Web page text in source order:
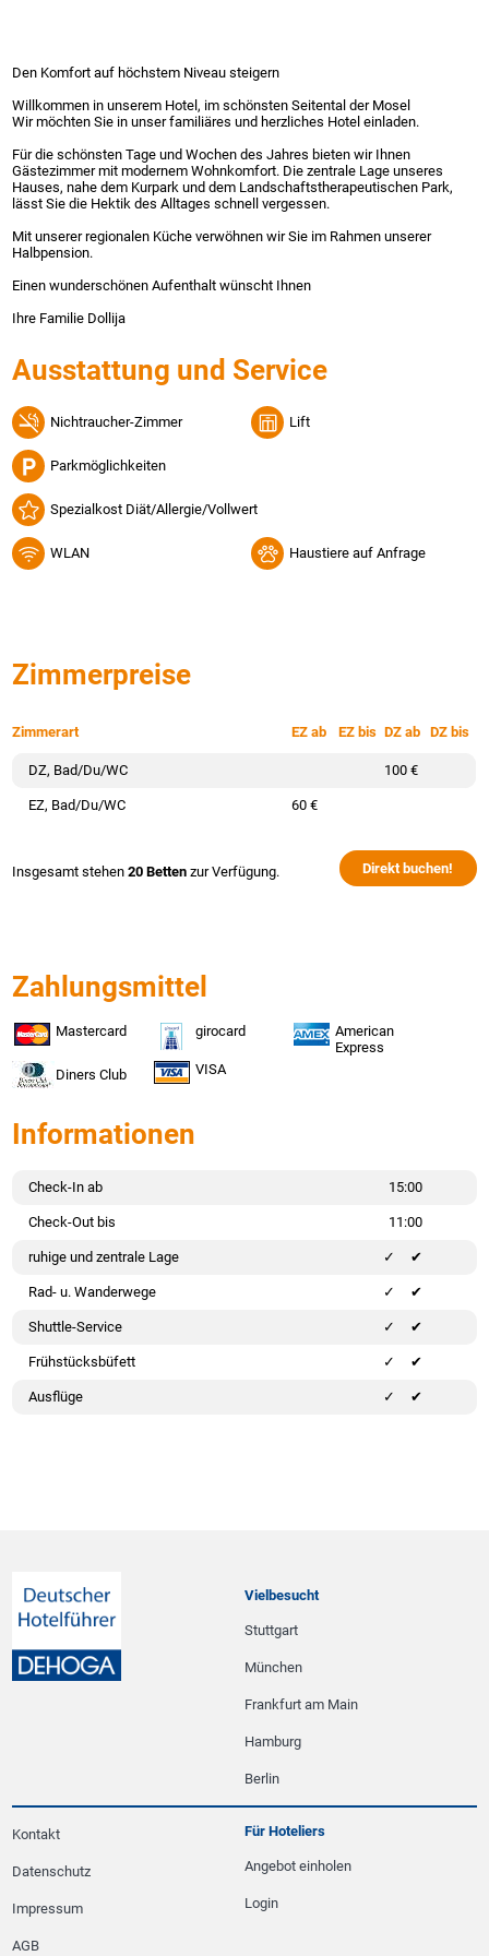
Ausstattung und Service
Nichtraucher-Zimmer Lift
Parkmöglichkeiten
Spezialkost Diät/Allergie/Vollwert
WLAN Haustiere auf Anfrage
Zimmerpreise
Zimmerart EZ ab EZ bis DZ ab DZ bis
DZ, Bad/Du/WC 100 €
EZ, Bad/Du/WC 60 €
Insgesamt stehen20 Betten zur Verfügung. Direkt buchen!
Zahlungsmittel
Mastercard girocard
American
Express
Diners Club
VISA
Informationen
Check-In ab 15:00
Check-Out bis 11:00
ruhige und zentrale Lage ✔
Rad- u. Wanderwege ✔
Shuttle-Service ✔
Frühstücksbüfett ✔
Ausflüge ✔
Den Komfort auf höchstem Niveau steigern
Willkommen in unserem Hotel, im schönsten Seitental der Mosel
Wir möchten Sie in unser familiäres und herzliches Hotel einladen.
Für die schönsten Tage und Wochen des Jahres bieten wir Ihnen
Gästezimmer mit modernem Wohnkomfort. Die zentrale Lage unseres
Hauses, nahe dem Kurpark und dem Landschaftstherapeutischen Park,
lässt Sie die Hektik des Alltages schnell vergessen.
Mit unserer regionalen Küche verwöhnen wir Sie im Rahmen unserer
Halbpension.
Einen wunderschönen Aufenthalt wünscht Ihnen
Ihre Familie Dollija
Vielbesucht
Stuttgart
München
Frankfurt am Main
Hamburg
Berlin
Kontakt
Datenschutz
Impressum
AGB
Für Hoteliers
Angebot einholen
Login